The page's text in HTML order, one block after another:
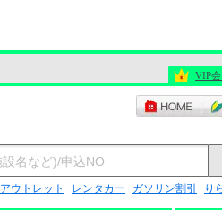
VIP
アウトレット レンタカー ガソリン割引 り